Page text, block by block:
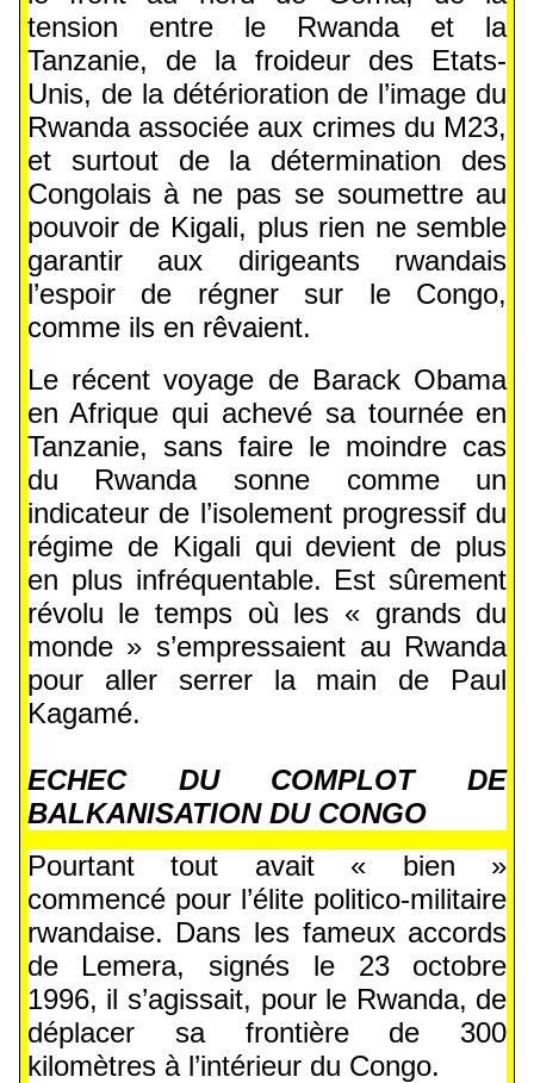
tension entre le Rwanda et la
Tanzanie, de la froideur des Etats-
Unis, de la détérioration de l’image du
Rwanda associée aux crimes du M23,
et surtout de la détermination des
Congolais à ne pas se soumettre au
pouvoir de Kigali, plus rien ne semble
garantir aux dirigeants rwandais
l’espoir de régner sur le Congo,
comme ils en rêvaient.
Le récent voyage de Barack Obama
en Afrique qui achevé sa tournée en
Tanzanie, sans faire le moindre cas
du Rwanda sonne comme un
indicateur de l’isolement progressif du
régime de Kigali qui devient de plus
en plus infréquentable. Est sûrement
révolu le temps où les « grands du
monde » s’empressaient au Rwanda
pour aller serrer la main de Paul
Kagamé.
ECHEC DU COMPLOT DE
BALKANISATION DU CONGO
Pourtant tout avait « bien »
commencé pour l’élite politico-militaire
rwandaise. Dans les fameux accords
de Lemera, signés le 23 octobre
1996, il s’agissait, pour le Rwanda, de
déplacer sa frontière de 300
kilomètres à l’intérieur du Congo.